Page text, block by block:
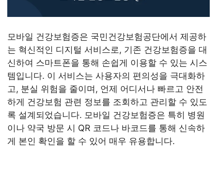
모바일 건강보험증은 국민건강보험공단에서 제공하
는 혁신적인 디지털 서비스로, 기존 건강보험증을 대
신하여 스마트폰을 통해 손쉽게 이용할 수 있는 시스
템입니다. 이 서비스는 사용자의 편의성을 극대화하
고, 분실 위험을 줄이며, 언제 어디서나 빠르고 안전
하게 건강보험 관련 정보를 조회하고 관리할 수 있도
록 설계되었습니다. 모바일 건강보험증은 특히 병원
이나 약국 방문 시 QR 코드나 바코드를 통해 신속하
게 본인 확인을 할 수 있어 매우 유용합니다.